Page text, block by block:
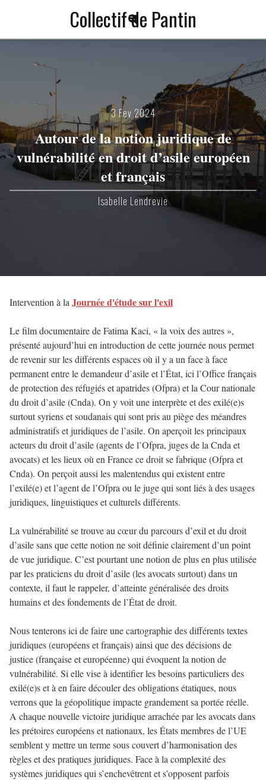
a
Collectif de Pantin
f
3 Fev 2024
Autour de la notion juridique de
vulnérabilité en droit d’asile européen
et français
Isabelle Lendrevie
Intervention à la Journée d'étude sur l'exil
Le film documentaire de Fatima Kaci, « la voix des autres »,
présenté aujourd’hui en introduction de cette journée nous permet
de revenir sur les différents espaces où il y a un face à face
permanent entre le demandeur d’asile et l’État, ici l’Office français
de protection des réfugiés et apatrides (Ofpra) et la Cour nationale
du droit d’asile (Cnda). On y voit une interprète et des exilé(e)s
surtout syriens et soudanais qui sont pris au piège des méandres
administratifs et juridiques de l’asile. On aperçoit les principaux
acteurs du droit d’asile (agents de l’Ofpra, juges de la Cnda et
avocats) et les lieux où en France ce droit se fabrique (Ofpra et
Cnda). On perçoit aussi les malentendus qui existent entre
l’exilé(e) et l’agent de l’Ofpra ou le juge qui sont liés à des usages
juridiques, linguistiques et culturels différents.
La vulnérabilité se trouve au cœur du parcours d’exil et du droit
d’asile sans que cette notion ne soit définie clairement d’un point
de vue juridique. C’est pourtant une notion de plus en plus utilisée
par les praticiens du droit d’asile (les avocats surtout) dans un
contexte, il faut le rappeler, d’atteinte généralisée des droits
humains et des fondements de l’État de droit.
Nous tenterons ici de faire une cartographie des différents textes
juridiques (européens et français) ainsi que des décisions de
justice (française et européenne) qui évoquent la notion de
vulnérabilité. Si elle vise à identifier les besoins particuliers des
exilé(e)s et à en faire découler des obligations étatiques, nous
verrons que la géopolitique impacte grandement sa portée réelle.
A chaque nouvelle victoire juridique arrachée par les avocats dans
les prétoires européens et nationaux, les États membres de l’UE
semblent y mettre un terme sous couvert d’harmonisation des
règles et des pratiques juridiques. Face à la complexité des
systèmes juridiques qui s’enchevêtrent et s’opposent parfois